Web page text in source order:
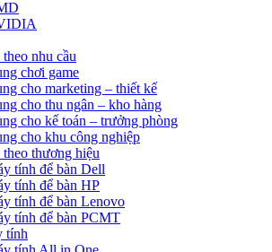
nhu cầu
chơi game
cho marketing – thiết kế
cho thu ngân – kho hàng
cho kế toán – trưởng phòng
cho khu công nghiệp
thương hiệu
tính để bàn Dell
tính để bàn HP
tính để bàn Lenovo
tính để bàn PCMT
tính